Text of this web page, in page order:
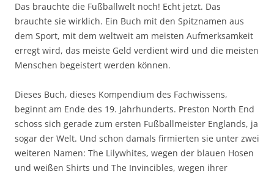
Das brauchte die Fußballwelt noch! Echt jetzt. Das
brauchte sie wirklich. Ein Buch mit den Spitznamen aus
dem Sport, mit dem weltweit am meisten Aufmerksamkeit
erregt wird, das meiste Geld verdient wird und die meisten
Menschen begeistert werden können.
Dieses Buch, dieses Kompendium des Fachwissens,
beginnt am Ende des 19. Jahrhunderts. Preston North End
schoss sich gerade zum ersten Fußballmeister Englands, ja
sogar der Welt. Und schon damals firmierten sie unter zwei
weiteren Namen: The Lilywhites, wegen der blauen Hosen
und weißen Shirts und The Invincibles, wegen ihrer